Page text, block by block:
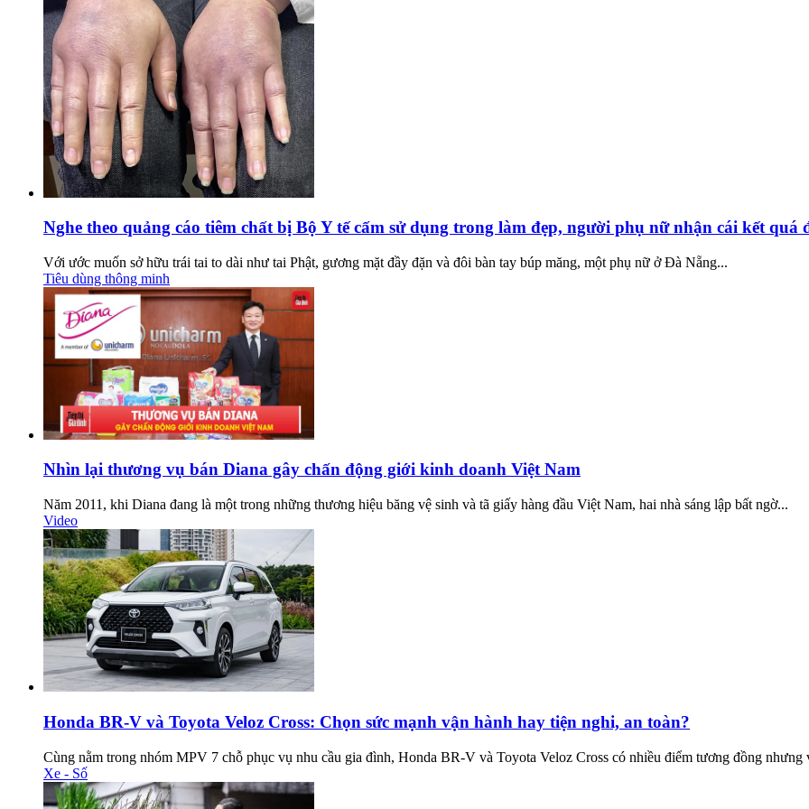
Nghe theo quảng cáo tiêm chất bị Bộ Y tế cấm sử dụng trong làm đẹp, người phụ nữ nhận cái kết quá
Với ước muốn sở hữu trái tai to dài như tai Phật, gương mặt đầy đặn và đôi bàn tay búp măng, một phụ nữ ở Đà Nẵng...
Tiêu dùng thông minh
Nhìn lại thương vụ bán Diana gây chấn động giới kinh doanh Việt Nam
Năm 2011, khi Diana đang là một trong những thương hiệu băng vệ sinh và tã giấy hàng đầu Việt Nam, hai nhà sáng lập bất ngờ...
Video
Honda BR-V và Toyota Veloz Cross: Chọn sức mạnh vận hành hay tiện nghi, an toàn?
Cùng nằm trong nhóm MPV 7 chỗ phục vụ nhu cầu gia đình, Honda BR-V và Toyota Veloz Cross có nhiều điểm tương đồng nhưng
Xe - Số